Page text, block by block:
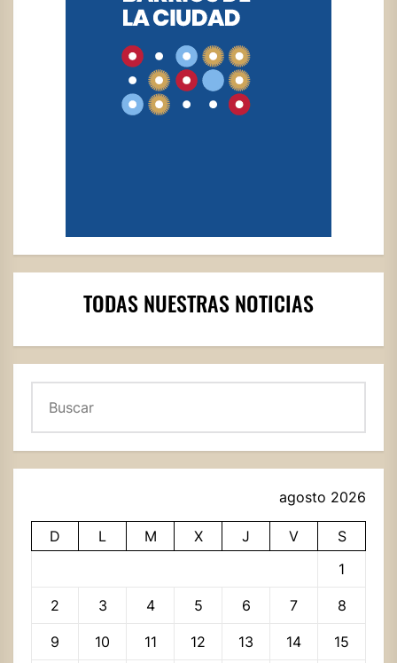
TODAS NUESTRAS NOTICIAS
agosto 2026
D L M X J V
S
1
2 3 4 5 6 7 8
9 10 11 12 13 14 15